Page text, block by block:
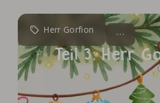
Herr Gorfion
✨ Teil 3: Herr